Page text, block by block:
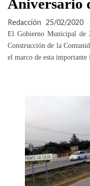
Aniversario
Redacción 25/02/2020
El Gobierno Municipal de
Construcción de la
el marco de esta importante